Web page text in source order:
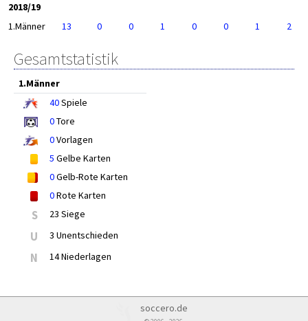
2018/19
1.Männer
13 0 0 1 0 0 1 2
Gesamtstatistik
1.Männer
40Spiele
0Tore
0Vorlagen
5 Gelbe Karten
0Gelb-Rote Karten
0Rote Karten
S 23 Siege
U 3 Unentschieden
N 14 Niederlagen
soccero.de